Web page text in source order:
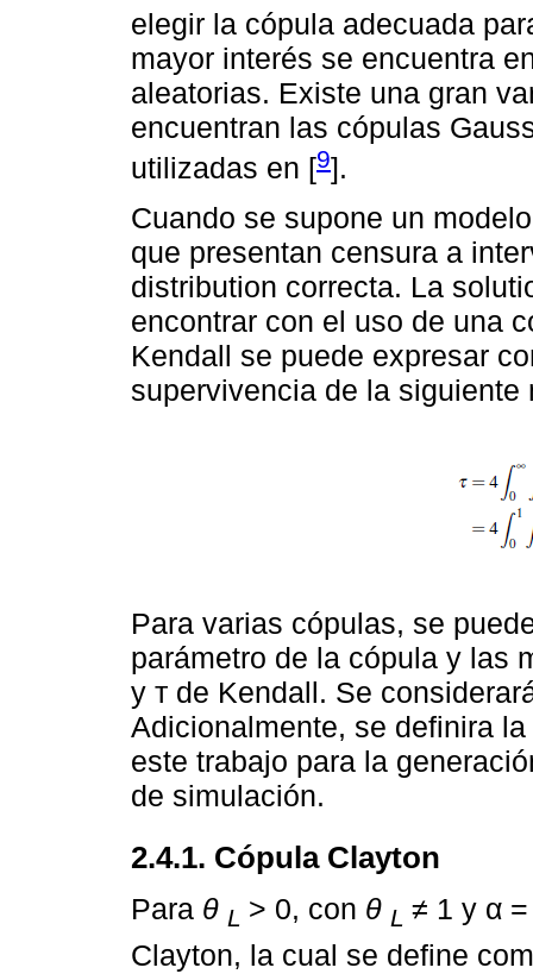
elegir la cópula adecuada
mayor interés se encuentra
aleatorias. Existe una gran
encuentran las cópulas
utilizadas en [9].
Cuando se supone un
que presentan censura a
distribution correcta. La
encontrar con el uso de una
Kendall se puede expresar
supervivencia de la siguiente
Para varias cópulas, se
parámetro de la cópula y las
y т de Kendall. Se
Adicionalmente, se definira
este trabajo para la
de simulación.
2.4.1. Cópula Clayton
Para θ L > 0, con θ L ≠ 1 y α
Clayton, la cual se define